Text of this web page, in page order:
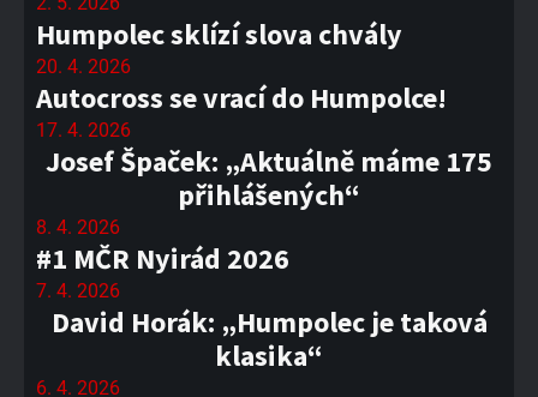
Humpolec sklízí slova chvály
20. 4. 2026
Autocross se vrací do Humpolce!
17. 4. 2026
Josef Špaček: „Aktuálně máme 175
přihlášených“
8. 4. 2026
#1 MČR Nyirád 2026
7. 4. 2026
David Horák: „Humpolec je taková
klasika“
6. 4. 2026